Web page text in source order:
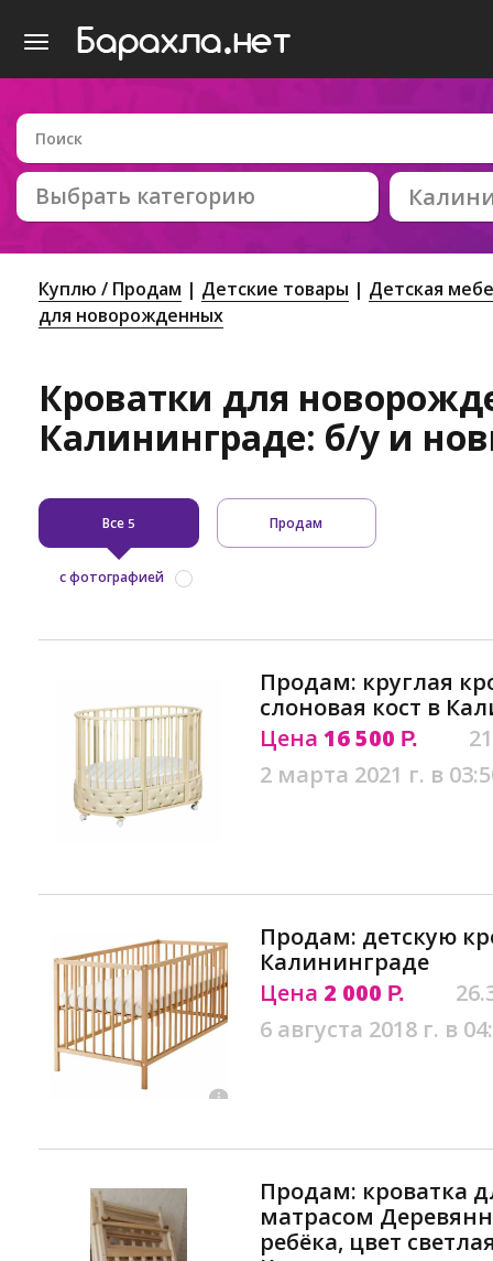
Выбрать категорию
Куплю / Продам Детские товары
Детская
для новорожденных
Кроватки для
Калининграде: б/у и
Все5 Продам
с фотографией
Продам: круглая
слоновая кост в
Цена 16 500 Р.
2 марта 2021 г. в
Продам: детскую
Калининграде
Цена 2 000 Р.
6 августа 2018 г. в
Продам: кроватка
матрасом
ребёка, цвет